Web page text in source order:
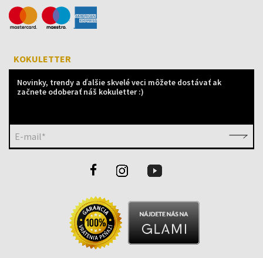
KOKULETTER
Novinky, trendy a ďalšie skvelé veci môžete dostávať ak
začnete odoberať náš kokuletter :)
E-mail*